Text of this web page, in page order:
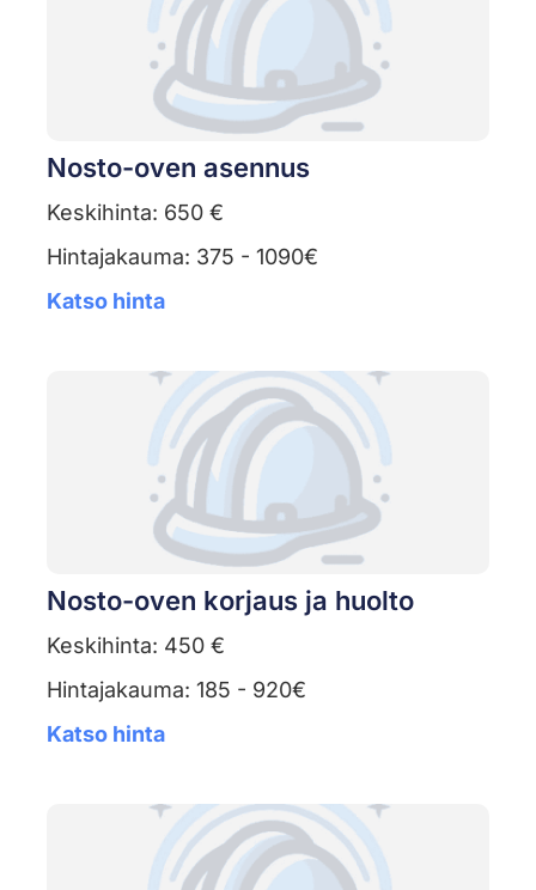
Nosto-oven asennus
Keskihinta: 650 €
Hintajakauma: 375 - 1090€
Katso hinta
Nosto-oven korjaus ja huolto
Keskihinta: 450 €
Hintajakauma: 185 - 920€
Katso hinta